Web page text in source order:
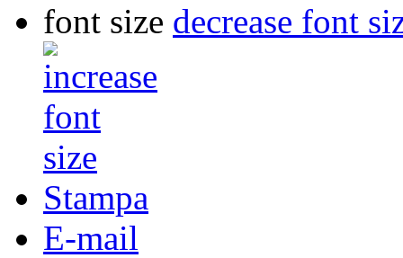
font size decrease font
Stampa
E-mail